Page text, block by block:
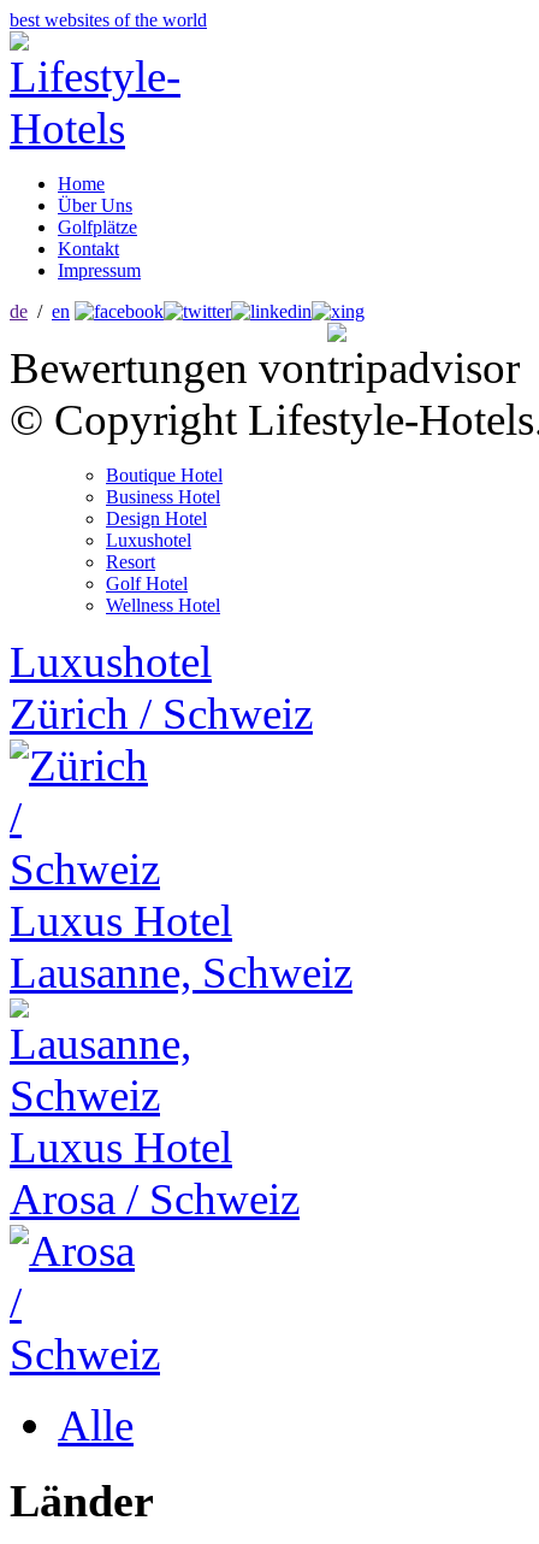
best websites of the world
Home
Über Uns
Golfplätze
Kontakt
Impressum
de / en
Bewertungen von
© Copyright Lifestyle-
Boutique Hotel
Business Hotel
Design Hotel
Luxushotel
Resort
Golf Hotel
Wellness Hotel
Luxushotel
Zürich / Schweiz
Luxus Hotel
Lausanne, Schweiz
Luxus Hotel
Arosa / Schweiz
Alle
Länder